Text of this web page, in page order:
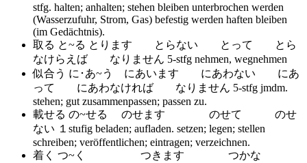
stfg. halten; anhalten; stehen bleiben unterbrochen werden
(Wasserzufuhr, Strom, Gas) befestig werden haften bleiben
(im Gedächtnis).
取る と~る とります とらない とって とら
なけらえば なりません 5-stfg nehmen, wegnehmen
似合う に･あ~う にあいます にあわない にあ
って にあわなければ なりません 5-stfg jmdm.
stehen; gut zusammenpassen; passen zu.
載せる の~せる のせます のせて のせ
ない １stufig beladen; aufladen. setzen; legen; stellen
schreiben; veröffentlichen; eintragen; verzeichnen.
着く つ~く つきます つかな